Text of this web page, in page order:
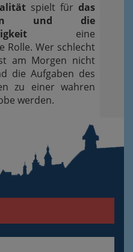
spielt für das
und die
eine
Rolle. Wer schlecht
am Morgen nicht
die Aufgaben des
zu einer wahren
werden.